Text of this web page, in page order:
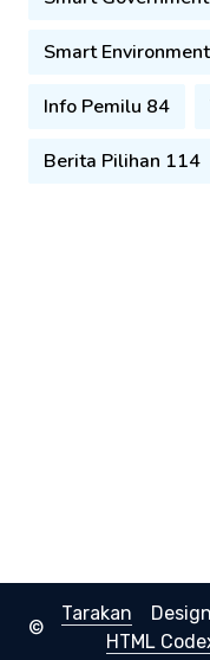
Smart
Info Pemilu 84
Berita Pilihan 114
©
Tarakan
HTML